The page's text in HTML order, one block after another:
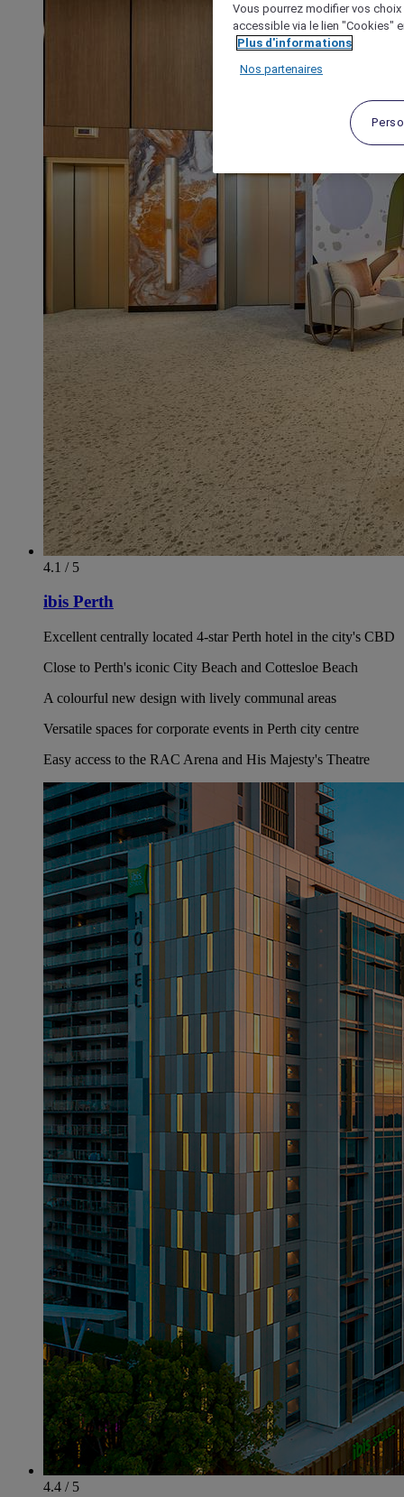
4.1 / 5
ibis Perth
Excellent centrally located 4-star Perth hotel in the city's CBD
Close to Perth's iconic City Beach and Cottesloe Beach
A colourful new design with lively communal areas
Versatile spaces for corporate events in Perth city centre
Easy access to the RAC Arena and His Majesty's Theatre
4.4 / 5
Vous pourrez modifier vos
accessible via le lien "Cookies"
Plus d'informations
Nos partenaires